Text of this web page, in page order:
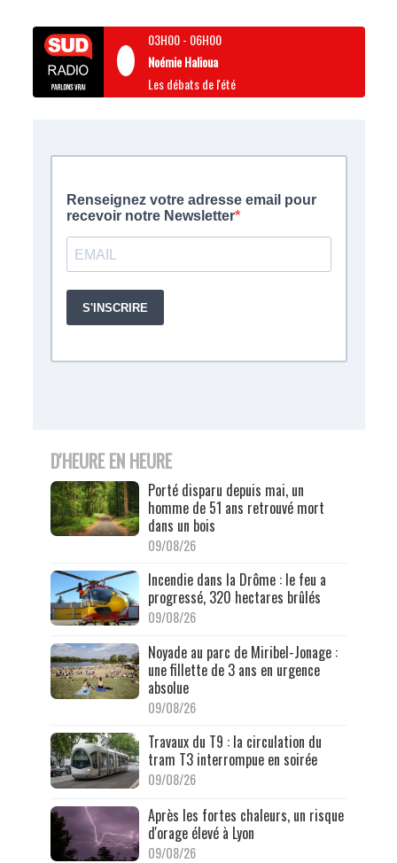
03H00- 06H00
Noémie Halioua
Les débats de l'été
D'HEURE EN HEURE
Porté disparu depuis mai, un
homme de 51 ans retrouvé mort
dans un bois
09/08/26
Incendie dans la Drôme : le feu a
progressé, 320 hectares brûlés
09/08/26
Noyade au parc de Miribel-Jonage :
une fillette de 3 ans en urgence
absolue
09/08/26
Travaux du T9 : la circulation du
tram T3 interrompue en soirée
09/08/26
Après les fortes chaleurs, un risque
d'orage élevé à Lyon
09/08/26